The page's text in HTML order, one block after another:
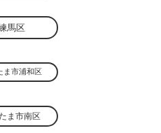
馬区
ま市浦和区
ま市南区